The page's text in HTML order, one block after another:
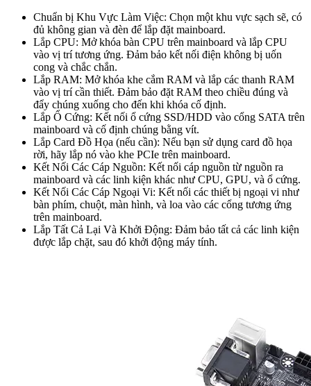
Chuẩn bị Khu Vực Làm Việc: Chọn một khu vực sạch sẽ, có
đủ không gian và đèn để lắp đặt mainboard.
Lắp CPU: Mở khóa bàn CPU trên mainboard và lắp CPU
vào vị trí tương ứng. Đảm bảo kết nối điện không bị uốn
cong và chắc chắn.
Lắp RAM: Mở khóa khe cắm RAM và lắp các thanh RAM
vào vị trí cần thiết. Đảm bảo đặt RAM theo chiều đúng và
đẩy chúng xuống cho đến khi khóa cố định.
Lắp Ổ Cứng: Kết nối ổ cứng SSD/HDD vào cổng SATA trên
mainboard và cố định chúng bằng vít.
Lắp Card Đồ Họa (nếu cần): Nếu bạn sử dụng card đồ họa
rời, hãy lắp nó vào khe PCIe trên mainboard.
Kết Nối Các Cáp Nguồn: Kết nối cáp nguồn từ nguồn ra
mainboard và các linh kiện khác như CPU, GPU, và ổ cứng.
Kết Nối Các Cáp Ngoại Vi: Kết nối các thiết bị ngoại vi như
bàn phím, chuột, màn hình, và loa vào các cổng tương ứng
trên mainboard.
Lắp Tất Cả Lại Và Khởi Động: Đảm bảo tất cả các linh kiện
được lắp chặt, sau đó khởi động máy tính.